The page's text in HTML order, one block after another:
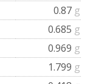
0.87 g
0.685 g
0.969 g
1.799 g